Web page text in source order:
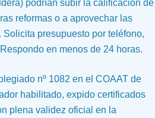
podrían subir la calificación de
reformas o a aprovechar las
presupuesto por teléfono,
en menos de 24 horas.
nº 1082 en el COAAT de
habilitado, expido certificados
plena validez oficial en la